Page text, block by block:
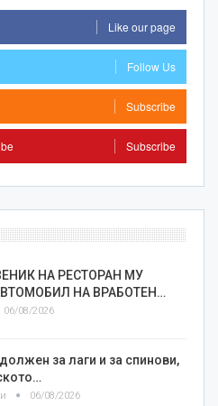
Like our page
Follow Us
Subscribe
Subscribe
НА РЕСТОРАН МУ
НА ВРАБОТЕН…
06/08/2026
за лаги и за спинови,
06/08/2026